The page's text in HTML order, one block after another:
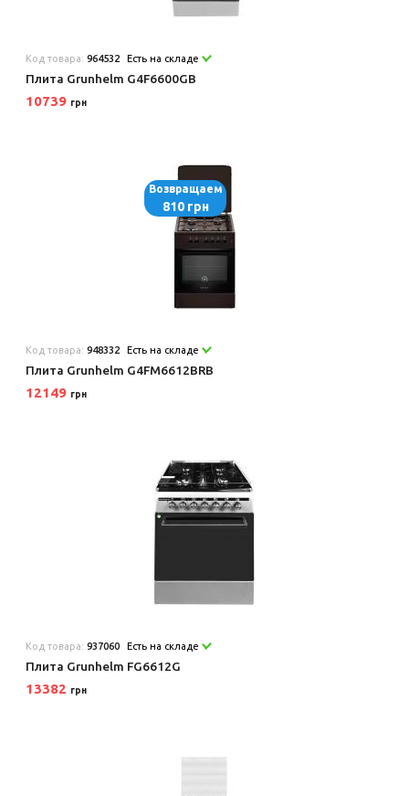
Код товара:964532 Есть на складе
Плита Grunhelm G4F6600GB
10739 грн
Возвращаем
810 грн
Код товара:948332 Есть на складе
Плита Grunhelm G4FM6612BRB
12149 грн
Код товара:937060 Есть на складе
Плита Grunhelm FG6612G
13382 грн